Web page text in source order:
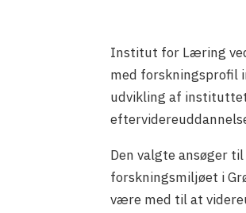
Institut for Læring
med forskningsprofil
udvikling af
Den valgte ansøger
forskningsmiljøet i
være med til at